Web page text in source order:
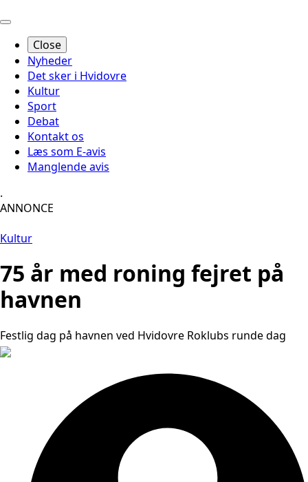
Close
Nyheder
Det sker i Hvidovre
Kultur
Sport
Debat
Kontakt os
Læs som E-avis
Manglende avis
.
ANNONCE
Kultur
75 år med roning fejret på
havnen
Festlig dag på havnen ved Hvidovre Roklubs runde dag